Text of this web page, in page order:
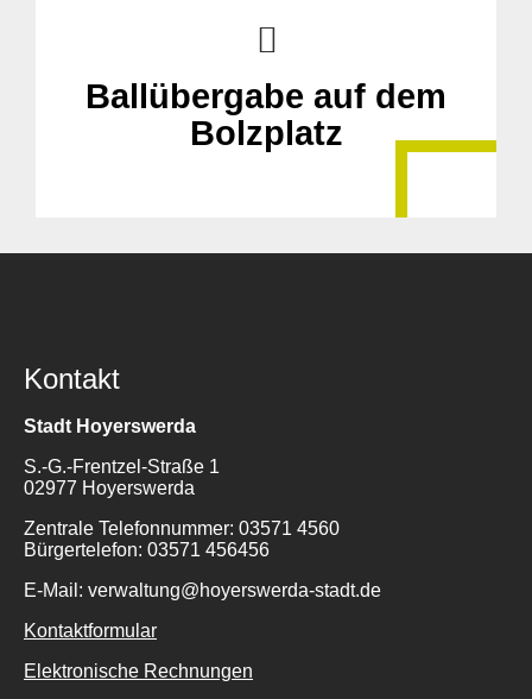
Ballübergabe auf dem
Bolzplatz
Kontakt
Stadt Hoyerswerda
S.-G.-Frentzel-Straße 1
02977 Hoyerswerda
Zentrale Telefonnummer: 03571 4560
Bürgertelefon: 03571 456456
E-Mail: verwaltung@hoyerswerda-stadt.de
Kontaktformular
Elektronische Rechnungen